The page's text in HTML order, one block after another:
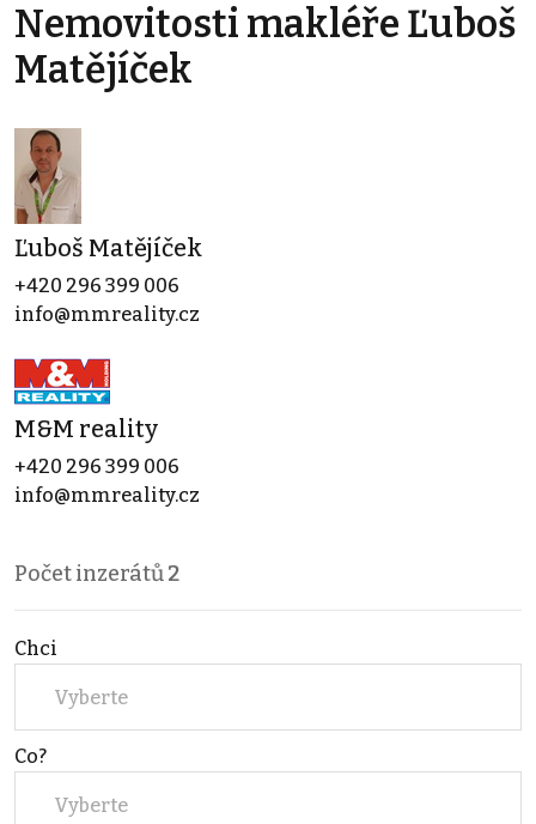
Nemovitosti makléře Ľuboš
Matějíček
Ľuboš Matějíček
+420 296 399 006
info@mmreality.cz
M&M reality
+420 296 399 006
info@mmreality.cz
Počet inzerátů2
Chci
Vyberte
Co?
Vyberte